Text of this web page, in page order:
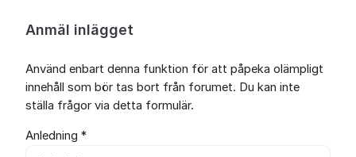
Anmäl inlägget
Använd enbart denna funktion för att påpeka olämpligt
innehåll som bör tas bort från forumet. Du kan inte
ställa frågor via detta formulär.
Anledning *